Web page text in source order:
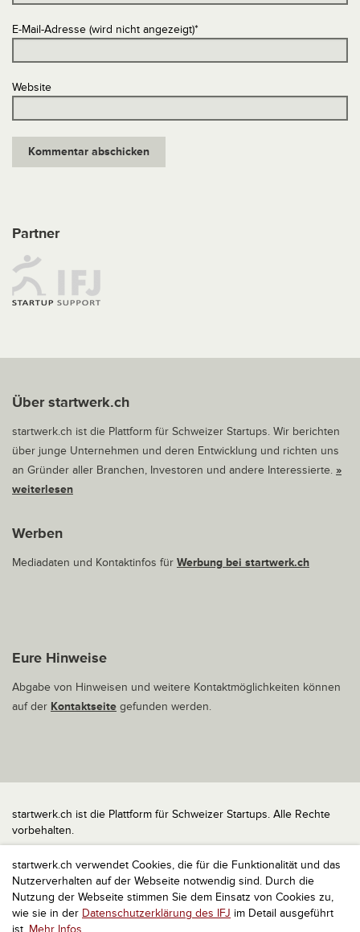
startwerk.ch verwendet Cookies, die für die Funktionalität und das
Nutzerverhalten auf der Webseite notwendig sind. Durch die
Nutzung der Webseite stimmen Sie dem Einsatz von Cookies zu,
wie sie in der Datenschutzerklärung des IFJ im Detail ausgeführt
ist. Mehr Infos
E-Mail-Adresse (wird nicht angezeigt)*
Website
Partner
Über startwerk.ch
startwerk.ch ist die Plattform für Schweizer Startups. Wir berichten
über junge Unternehmen und deren Entwicklung und richten uns
an Gründer aller Branchen, Investoren und andere Interessierte. »
weiterlesen
Werben
Mediadaten und Kontaktinfos für Werbung bei startwerk.ch
Eure Hinweise
Abgabe von Hinweisen und weitere Kontaktmöglichkeiten können
auf der Kontaktseite gefunden werden.
startwerk.ch ist die Plattform für Schweizer Startups. Alle Rechte
vorbehalten.
Impressum
Kontakt
nach oben